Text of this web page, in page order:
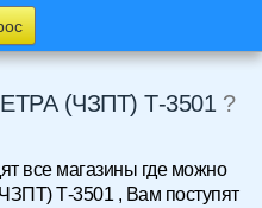
(ЧЗПТ) Т-3501 ?
все магазины где можно
Т-3501 , Вам поступят